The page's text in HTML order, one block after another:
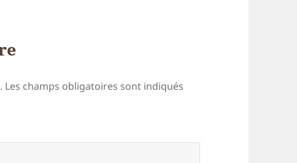
Les champs obligatoires sont indiqués